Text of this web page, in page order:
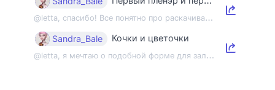
@
letta, спасибо! Все понятно про раскачивание пленэрной мышцы, но напомнить об э...
Sandra_Bale Кочки и цветочки
@
letta, я мечтаю о подобной форме для зала 😂